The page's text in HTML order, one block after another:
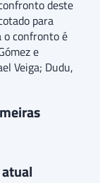
deste
para
o confronto é
e
Veiga; Dudu,